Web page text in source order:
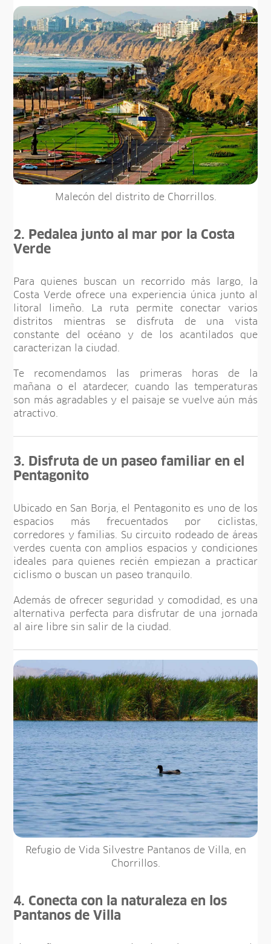
Malecón del distrito de Chorrillos.
2. Pedalea junto al mar por la Costa
Verde
Para quienes buscan un recorrido más largo, la
Costa Verde ofrece una experiencia única junto al
litoral limeño. La ruta permite conectar varios
distritos mientras se disfruta de una vista
constante del océano y de los acantilados que
caracterizan la ciudad.
Te recomendamos las primeras horas de la
mañana o el atardecer, cuando las temperaturas
son más agradables y el paisaje se vuelve aún más
atractivo.
3. Disfruta de un paseo familiar en el
Pentagonito
Ubicado en San Borja, el Pentagonito es uno de los
espacios más frecuentados por ciclistas,
corredores y familias. Su circuito rodeado de áreas
verdes cuenta con amplios espacios y condiciones
ideales para quienes recién empiezan a practicar
ciclismo o buscan un paseo tranquilo.
Además de ofrecer seguridad y comodidad, es una
alternativa perfecta para disfrutar de una jornada
al aire libre sin salir de la ciudad.
Refugio de Vida Silvestre Pantanos de Villa, en
Chorrillos.
4. Conecta con la naturaleza en los
Pantanos de Villa